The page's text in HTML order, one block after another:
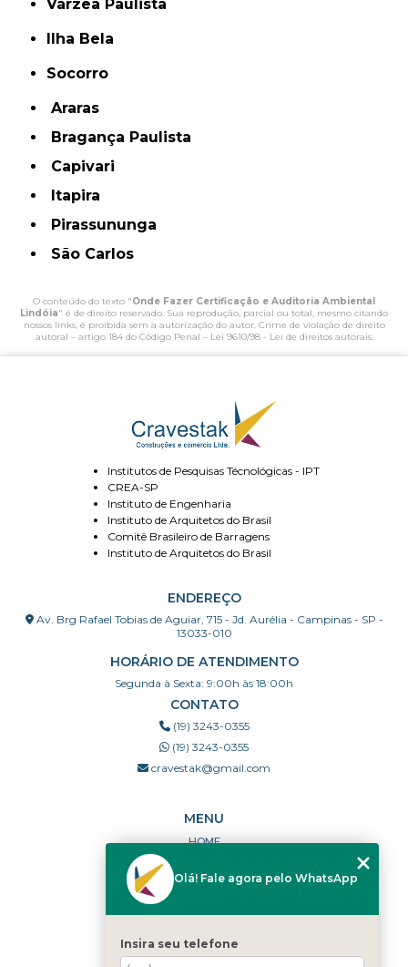
Várzea Paulista
Ilha Bela
Socorro
Araras
Bragança Paulista
Capivari
Itapira
Pirassununga
São Carlos
O conteúdo do texto "Onde Fazer Certificação e Auditoria Ambiental
Lindóia" é de direito reservado. Sua reprodução, parcial ou total, mesmo citando
nossos links, é proibida sem a autorização do autor. Crime de violação de direito
autoral – artigo 184 do Código Penal – Lei 9610/98 - Lei de direitos autorais.
Institutos de Pesquisas Técnológicas - IPT
CREA-SP
Instituto de Engenharia
Instituto de Arquitetos do Brasil
Comitê Brasileiro de Barragens
Instituto de Arquitetos do Brasil
ENDEREÇO
Av. Brg Rafael Tobias de Aguiar, 715 - Jd. Aurélia - Campinas - SP -
13033-010
HORÁRIO DE ATENDIMENTO
Segunda à Sexta: 9:00h às 18:00h
CONTATO
(19) 3243-0355
(19) 3243-0355
cravestak@gmail.com
MENU
HOME
PORTFÓLIO
DÚVIDAS FREQUENTES
CATEGORIAS
Olá! Fale agora pelo WhatsApp
Insira seu telefone